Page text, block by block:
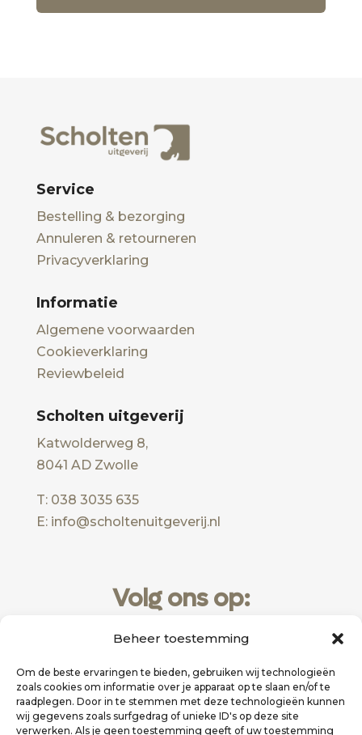
Beheer toestemming
Om de beste ervaringen te bieden, gebruiken wij technologieën
zoals cookies om informatie over je apparaat op te slaan en/of te
raadplegen. Door in te stemmen met deze technologieën kunnen
wij gegevens zoals surfgedrag of unieke ID's op deze site
verwerken. Als je geen toestemming geeft of uw toestemming
Service
Bestelling & bezorging
Annuleren & retourneren
Privacyverklaring
Informatie
Algemene voorwaarden
Cookieverklaring
Reviewbeleid
Scholten uitgeverij
Katwolderweg 8,
8041 AD Zwolle
T: 038 3035 635
E: info@scholtenuitgeverij.nl
Volg ons op: